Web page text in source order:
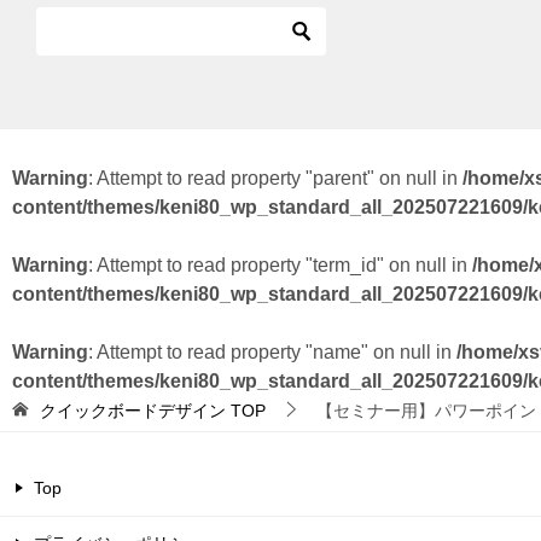
Warning: Attempt to read property "parent" on null in /home/
content/themes/keni80_wp_standard_all_202507221609/
Warning: Attempt to read property "term_id" on null in /home/
content/themes/keni80_wp_standard_all_202507221609/
Warning: Attempt to read property "name" on null in /home/
content/themes/keni80_wp_standard_all_202507221609/
クイックボードデザイン TOP 【セミナー用】パワーポイ
Top